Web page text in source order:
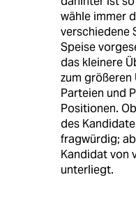
wähle immer
verschiedene
Speise
das kleinere
zum größeren
Parteien und
Positionen.
des
fragwürdig;
Kandidat von
unterliegt.